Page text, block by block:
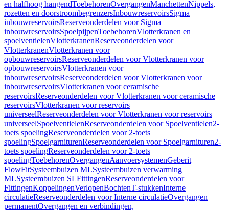
en halfhoog hangendToebehorenOvergangenManchettenNippels,
rozetten en doorstroombegrenzersInbouwreservoirsSigma
inbouwreservoirsReserveonderdelen voor Sigma
inbouwreservoirsSpoelpijpenToebehorenVlotterkranen en
spoelventielenVlotterkranenReserveonderdelen voor
VlotterkranenVlotterkranen voor
opbouwreservoirsReserveonderdelen voor Vlotterkranen voor
opbouwreservoirsVlotterkranen voor
inbouwreservoirsReserveonderdelen voor Vlotterkranen voor
inbouwreservoirsVlotterkranen voor ceramische
reservoirsReserveonderdelen voor Vlotterkranen voor ceramische
reservoirsVlotterkranen voor reservoirs
universeelReserveonderdelen voor Vlotterkranen voor reservoirs
universeelSpoelventielenReserveonderdelen voor Spoelventielen2-
toets spoelingReserveonderdelen voor 2-toets
spoelingSpoelgarniturenReserveonderdelen voor Spoelgarnituren2-
toets spoelingReserveonderdelen voor 2-toets
spoelingToebehorenOvergangenAanvoersystemenGeberit
FlowFitSysteembuizen MLSysteembuizen verwarming
MLSysteembuizen SLFittingenReserveonderdelen voor
FittingenKoppelingenVerlopenBochtenT-stukkenInterne
circulatieReserveonderdelen voor Interne circulatieOvergangen
permanentOvergangen en verbindingen,